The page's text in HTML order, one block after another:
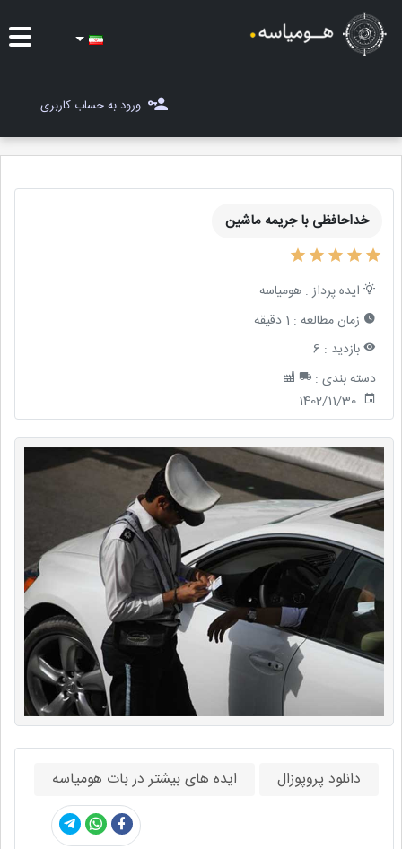
مجله هومیاسه
ورود به حساب کاربری
خداحافظی با جریمه ماشین
ایده پرداز :هومیاسه
زمان مطالعه : 1 دقیقه
بازدید : 6
دسته بندی :
1402/11/30
دانلود پروپوزال ایده های بیشتر در بات هومیاسه